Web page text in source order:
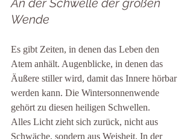
An der Schwelle der großen
Wende
Es gibt Zeiten, in denen das Leben den
Atem anhält. Augenblicke, in denen das
Äußere stiller wird, damit das Innere hörbar
werden kann. Die Wintersonnenwende
gehört zu diesen heiligen Schwellen.
Alles Licht zieht sich zurück, nicht aus
Schwäche, sondern aus Weisheit. In der